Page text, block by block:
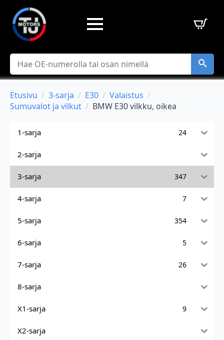
Hae
Etusivu 3-sarja E30
Valaistus
Sumuvalot ja vilkut
BMW E30 vilkku, oikea
1-sarja 24
2-sarja
3-sarja 347
4-sarja 7
5-sarja 354
6-sarja 5
7-sarja 26
8-sarja
X1-sarja 9
X2-sarja